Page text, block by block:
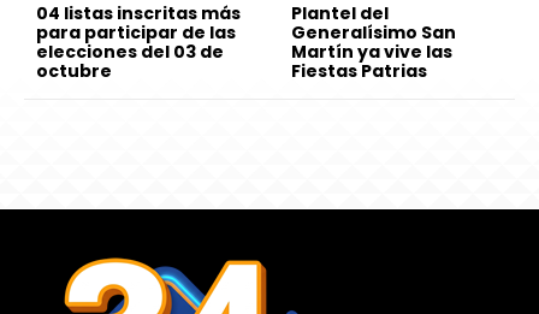
04 listas inscritas más
para participar de las
elecciones del 03 de
octubre
Plantel del
Generalísimo San
Martín ya vive las
Fiestas Patrias